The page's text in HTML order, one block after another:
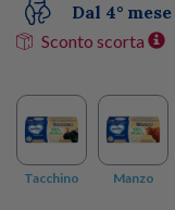
Dal 4° mese
Sconto scorta
Tacchino Manzo